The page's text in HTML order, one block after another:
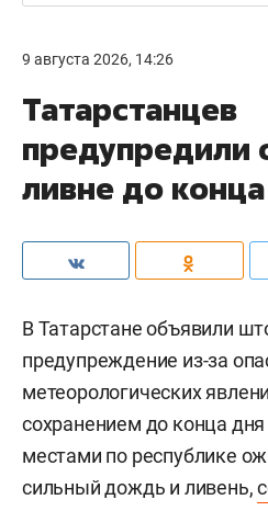
9 августа 2026, 14:26
Татарстанцев
предупредили
ливне до
В Татарстане объявили
предупреждение из-за
метеорологических
сохранением до конца
местами по республике
сильный дождь и ливень,